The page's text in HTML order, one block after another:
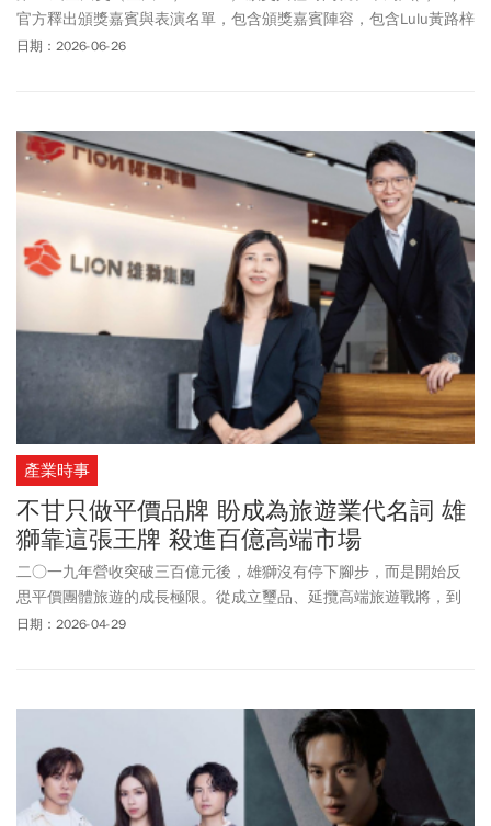
官方釋出頒獎嘉賓與表演名單，包含頒獎嘉賓陣容，包含Lulu黃路梓
茵、YELLOW黃宣、王宏恩、許效舜、許哲珮、動力火車、彭佳慧、
佳華語男歌手獎」，由張震嶽、周湯豪、盧廣仲、Gummy B、裘德
共同角逐歌王寶座。「最佳華語女歌手獎」，由蔡依林JOLIN 、洪佩
瑜、陳嫺靜、彭佳慧、劉艾立、單依純角逐歌后寶座。蔡依林這次
以專輯《Pleasure》入圍金曲9項大獎，不僅五度問鼎華語女歌手，
更創金曲獎37年來多項個人紀錄，包括連續4張專輯皆同時入圍「最
佳華語專輯」與「年度歌曲」。她日前也開心宣布將出席頒獎典
禮，高喊「金曲獎，我來了！」外界都看好她，時隔19年再抱回1座
歌后，盼望她二度封后！至於「最佳台語女歌手獎」入圍名單有：
鄭宜農、陳怡婷、秀蘭瑪雅、PiA吳蓓雅以及白冰冰，這是白冰冰時
隔28年再挑戰金曲獎台語歌后寶座。本屆典禮主持人由「天生歌
姬」A-Lin接下任務，她演唱的歌曲《幸福在歌唱》也入圍今年年度
歌曲獎。A-Lin開心表示「目前沒有真實感，一切就像一場夢」！至
於金曲獎星光大道，則由陳明珠，攜手鼓鼓（呂思緯）共同主持。
日期：2026-06-26
產業時事
不甘只做平價品牌 盼成為旅遊業代名詞 雄
獅靠這張王牌 殺進百億高端市場
二○一九年營收突破三百億元後，雄獅沒有停下腳步，而是開始反
思平價團體旅遊的成長極限。從成立璽品、延攬高端旅遊戰將，到
重做產品設計與銷售說法，全力搶進精緻旅遊市場。
日期：2026-04-29